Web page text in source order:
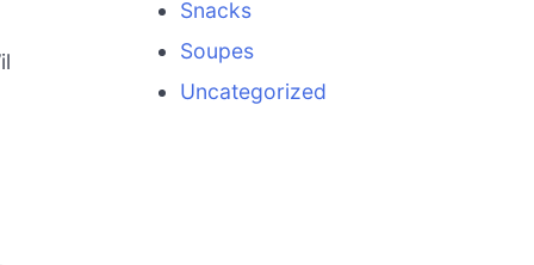
Snacks
Soupes
Uncategorized